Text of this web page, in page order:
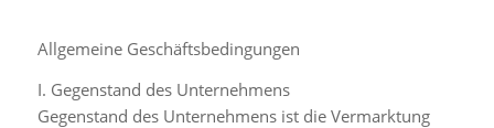
Allgemeine Geschäftsbedingungen
I. Gegenstand des Unternehmens
Gegenstand des Unternehmens ist die Vermarktung